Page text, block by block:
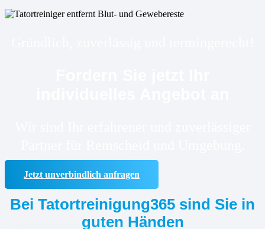
Jetzt unverbindlich anfragen
Bei Tatortreinigung365 sind Sie in
guten Händen